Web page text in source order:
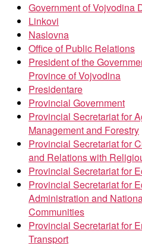
Government of Vojvodina
Linkovi
Naslovna
Office of Public Relations
President of the
Province of Vojvodina
Presidentare
Provincial Government
Provincial Secretariat for
Management and Forestry
Provincial Secretariat for
and Relations with
Provincial Secretariat for
Provincial Secretariat for
Administration and
Communities
Provincial Secretariat for
Transport